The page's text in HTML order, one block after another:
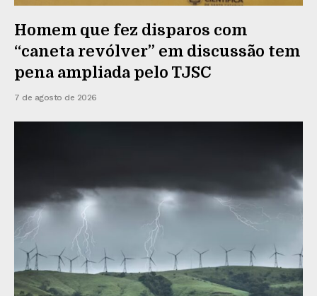
Homem que fez disparos com
“caneta revólver” em discussão tem
pena ampliada pelo TJSC
7 de agosto de 2026